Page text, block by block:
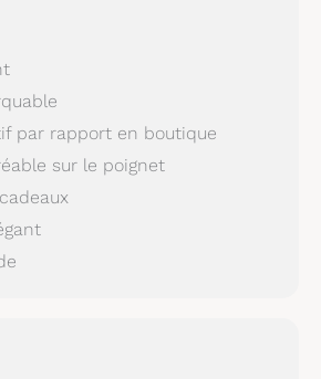
par rapport en boutique
sur le poignet